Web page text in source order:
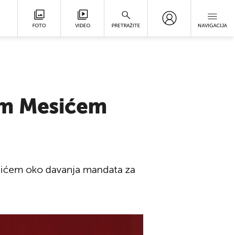
FOTO VIDEO PRETRAŽITE NAVIGACIJA
Mesićem
oko davanja mandata za